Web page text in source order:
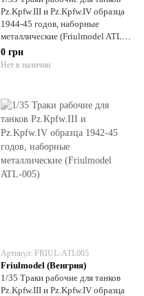
Pz.Kpfw.III и Pz.Kpfw.IV образца
1944-45 годов, наборные
металлические (Friulmodel ATL-
028)
0 грн
Нет в наличии
Артикул: FRIUL-ATL005
Friulmodel (Венгрия)
1/35 Траки рабочие для танков
Pz.Kpfw.III и Pz.Kpfw.IV образца